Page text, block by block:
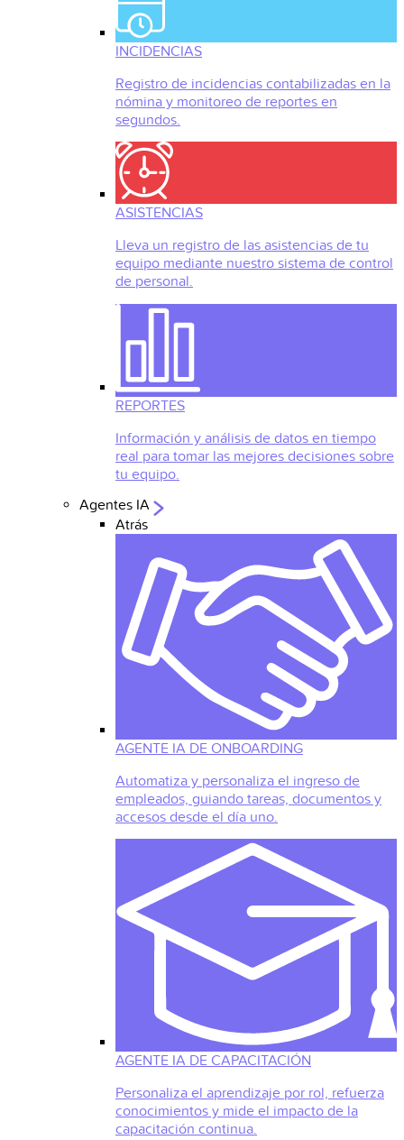
INCIDENCIAS
Registro de incidencias contabilizadas en la
nómina y monitoreo de reportes en
segundos.
ASISTENCIAS
Lleva un registro de las asistencias de tu
equipo mediante nuestro sistema de control
de personal.
REPORTES
Información y análisis de datos en tiempo
real para tomar las mejores decisiones sobre
tu equipo.
Agentes IA
Atrás
AGENTE IA DE ONBOARDING
Automatiza y personaliza el ingreso de
empleados, guiando tareas, documentos y
accesos desde el día uno.
AGENTE IA DE CAPACITACIÓN
Personaliza el aprendizaje por rol, refuerza
conocimientos y mide el impacto de la
capacitación continua.